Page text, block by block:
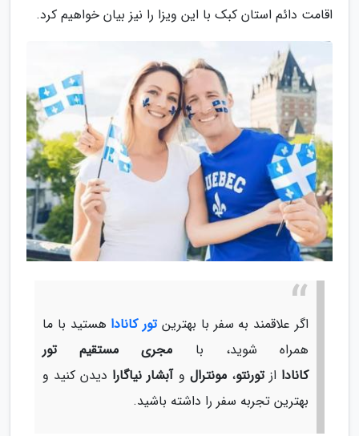
اقامت دائم استان کبک با این ویزا را نیز بیان خواهیم کرد.
اگر علاقمند به سفر با بهترینتور کانادا هستید با ما
همراه شوید، با مجری مستقیم تور
کانادا ازتورنتو،مونترال وآبشار نیاگارا دیدن کنید و
بهترین تجربه سفر را داشته باشید.